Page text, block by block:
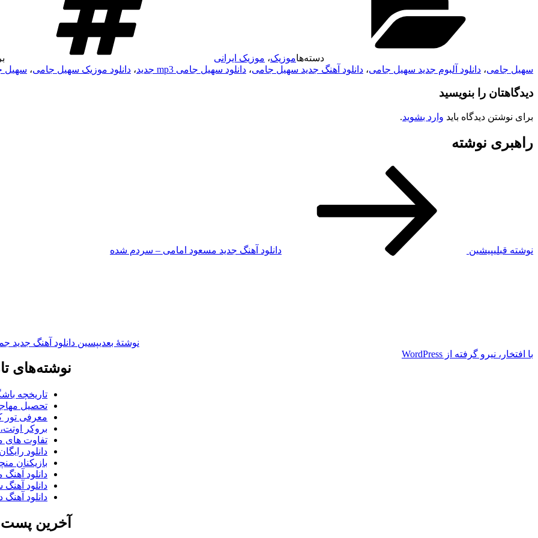
دسته‌هاموزیک، موزیک ایرانی
سهیل جامی، دانلود آلبوم جدید سهیل جامی، دانلود آهنگ جدید سهیل جامی، دانلود سهیل جامی mp3 جدید ، دانلود موزیک سهیل جامی، سهیل
دیدگاهتان را بنویسید
برای نوشتن دیدگاه باید وارد بشوید.
راهبری نوشته
نوشته قبلیپیشین دانلود آهنگ جدید مسعود امامی – سردم شده
نوشته‌ٔ بعدیپسین دانلود آهنگ
نوشته‌های
تاریخچه
تحصیل
معرفی تور
بروکر
تفاوت های
دانلود
بازیکنان
دانلود
دانلود
دانلود آهنگ
آخرین پست
با افتخار، نیرو گرفته از WordPress